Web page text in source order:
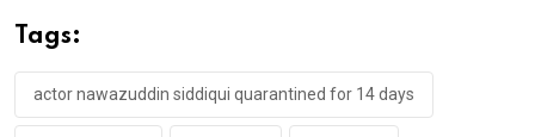
Tags:
actor nawazuddin siddiqui quarantined for 14 days